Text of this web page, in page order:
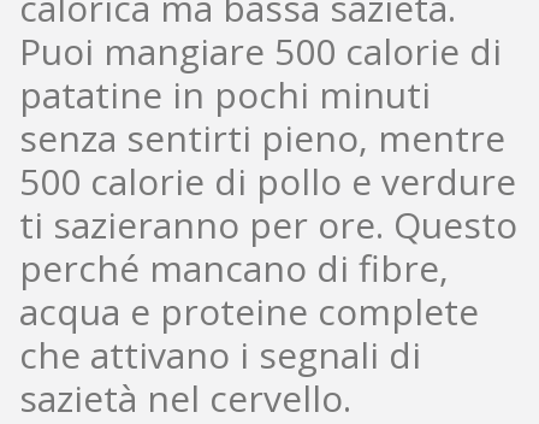
Puoi mangiare 500 calorie di
patatine in pochi minuti
senza sentirti pieno, mentre
500 calorie di pollo e verdure
ti sazieranno per ore. Questo
perché mancano di fibre,
acqua e proteine complete
che attivano i segnali di
sazietà nel cervello.